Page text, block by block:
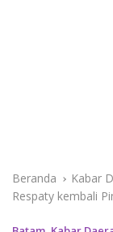
Beranda Kabar
Respaty kembali